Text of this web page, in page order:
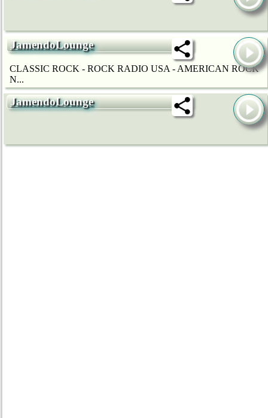
JamendoLounge
CLASSIC ROCK - ROCK RADIO USA - AMERICAN ROCK
N...
JamendoLounge